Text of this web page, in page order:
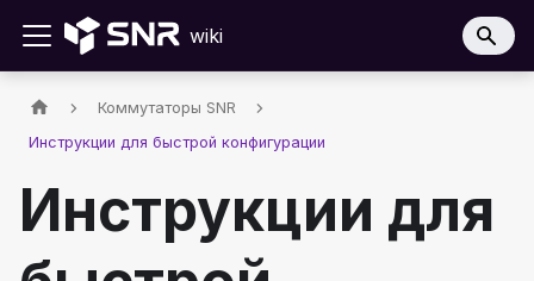
wiki
Коммутаторы SNR
Инструкции для быстрой конфигурации
Инструкции для